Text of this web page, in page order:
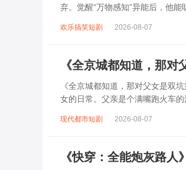
弃。觉醒“万物感知”异能后，他
欢乐搞笑短剧 2026-08-07
《全京城都知道，那
《全京城都知道，那对父女是双
女的日常。父亲是个满嘴跑火车
现代都市短剧 2026-08-07
《快穿：全能炮灰路